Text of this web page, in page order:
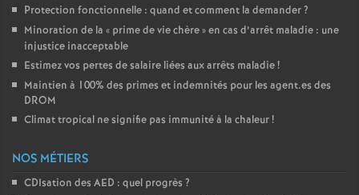
Protection fonctionnelle : quand et comment la demander?
Minoration de la « prime de vie chère» en cas d’arrêt maladie : une
injustice inacceptable
Estimez vos pertes de salaire liées aux arrêts maladie!
Maintien à 100% des primes et indemnités pour les agent.es des
DROM
Climat tropical ne signifie pas immunité à la chaleur!
NOS MÉTIERS
CDIsation des AED : quel progrès ?